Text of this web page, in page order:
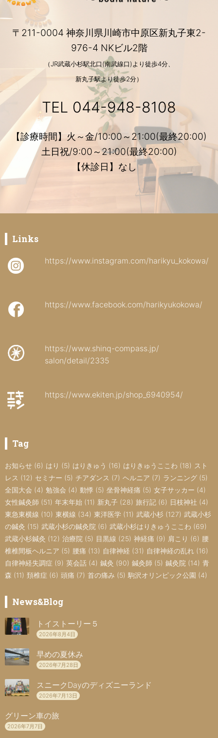
〒211-0004 神奈川県川崎市中原区新丸子東2-
976-4 NKビル2階
（JR武蔵小杉駅北口(南武線口)より徒歩4分、
新丸子駅より徒歩2分）
TEL 044-948-8108
【診療時間】火～金/10:00～21:00(最終20:00)
土日祝/9:00～21:00(最終20:00)
【休診日】なし
Links
https://www.instagram.com/harikyu_kokowa/
https://www.facebook.com/harikyukokowa/
https://www.shinq-compass.jp/
salon/detail/2335
https://www.ekiten.jp/shop_6940954/
Tag
お知らせ (6) はり (5) はりきゅう (16) はりきゅうここわ (18) スト
レス (12) セミナー (5) チアダンス (7) ヘルニア (7) ランニング (5)
全国大会 (4) 勉強会 (4) 動悸 (5) 坐骨神経痛 (5) 女子サッカー (4)
女性鍼灸師 (51) 年末年始 (11) 新丸子 (28) 旅行記 (6) 日枝神社 (4)
東急東横線 (10) 東横線 (34) 東洋医学 (11) 武蔵小杉 (127) 武蔵小杉
の鍼灸 (15) 武蔵小杉の鍼灸院 (6) 武蔵小杉はりきゅうここわ (69)
武蔵小杉鍼灸 (12) 治療院 (5) 目黒線 (25) 神経痛 (9) 肩こり (6) 腰
椎椎間板ヘルニア (5) 腰痛 (13) 自律神経 (31) 自律神経の乱れ (16)
自律神経失調症 (9) 英会話 (4) 鍼灸 (90) 鍼灸師 (5) 鍼灸院 (14) 青
森 (11) 頚椎症 (6) 頭痛 (7) 首の痛み (5) 駒沢オリンピック公園 (4)
News&Blog
トイストーリー５
2026年8月4日
早めの夏休み
2026年7月28日
スニークDayのディズニーランド
2026年7月13日
グリーン車の旅
2026年7月7日